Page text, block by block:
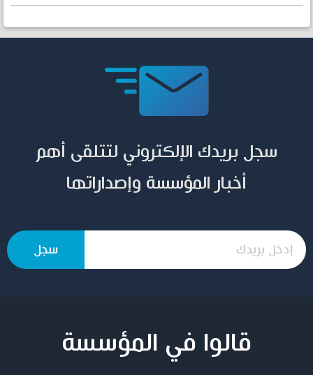
سجل بريدك الإلكتروني لتتلقى أهم
أخبار المؤسسة وإصداراتها
قالوا في المؤسسة